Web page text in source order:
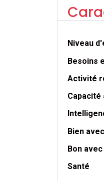
Niveau
Besoins
Activité
Capacité
Bien
Bon
Santé